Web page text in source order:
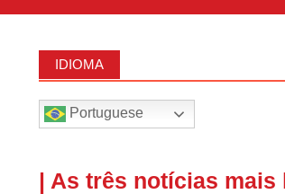
IDIOMA
Portuguese
| As três notícias mais